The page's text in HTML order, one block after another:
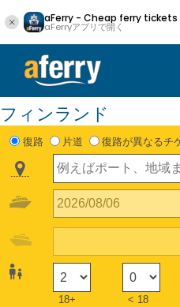
aFerry - Cheap ferry tickets
aFerryアプリで開く
フィンランド
復路 片道 復路が異なるチ
18+ < 18